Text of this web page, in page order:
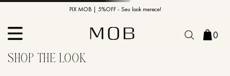
PIX MOB | 5%OFF - Seu look merece!
10% OFF na primeira compra | Cupom: BEMVINDO10*
0